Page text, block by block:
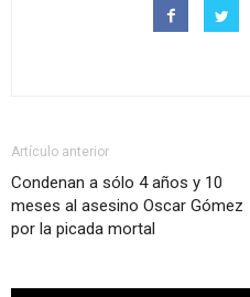
Artículo anterior
Condenan a sólo 4 años y 10
meses al asesino Oscar Gómez
por la picada mortal